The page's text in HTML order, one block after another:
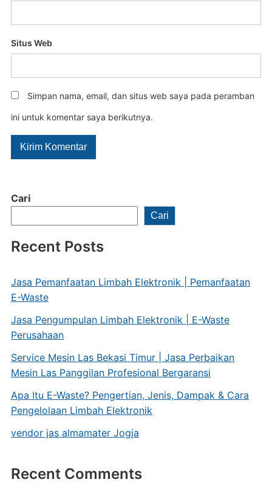
Cari
Cari
Recent Posts
Jasa Pemanfaatan Limbah Elektronik | Pemanfaatan
E-Waste
Jasa Pengumpulan Limbah Elektronik | E-Waste
Perusahaan
Service Mesin Las Bekasi Timur | Jasa Perbaikan
Mesin Las Panggilan Profesional Bergaransi
Apa Itu E-Waste? Pengertian, Jenis, Dampak & Cara
Pengelolaan Limbah Elektronik
vendor jas almamater Jogja
Recent Comments
Situs Web
Simpan nama, email, dan situs web saya pada peramban
ini untuk komentar saya berikutnya.